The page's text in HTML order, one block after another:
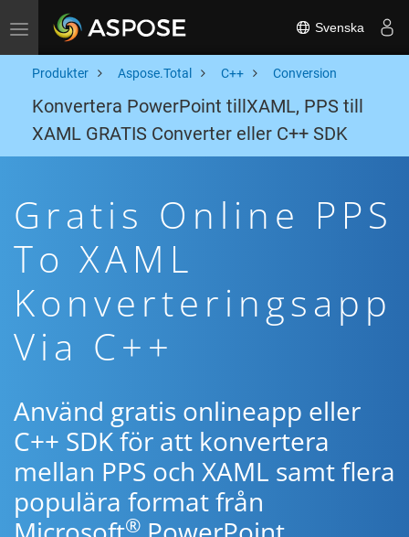
Toggle navigation Svenska
Produkter Aspose.Total C++ Conversion
Konvertera PowerPoint tillXAML, PPS till
XAML GRATIS Converter eller C++ SDK
Gratis Online PPS
To XAML
Konverteringsapp
Via C++
Använd gratis onlineapp eller
C++ SDK för att konvertera
mellan PPS och XAML samt flera
populära format från
®